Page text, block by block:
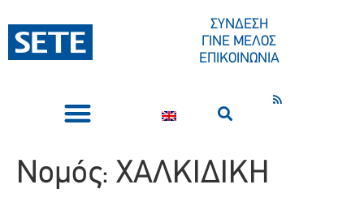
ΣΥΝΔΕΣΗ
ΓΙΝΕ ΜΕΛΟΣ
ΕΠΙΚΟΙΝΩΝΙΑ
Νομός: ΧΑΛΚΙΔΙΚΗ